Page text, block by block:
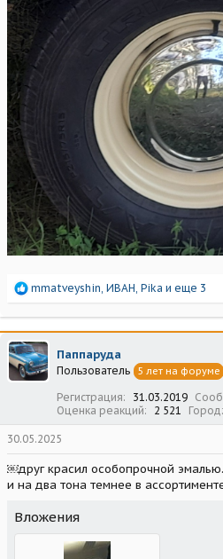
Р
а
к
ц
и
и
mmatveyshin, ИВАН, Pika и еще 3
Паппаруда
Пользователь 5 лет на форуме
Регистрация 31.03.2019
Оценка реакций
2 521 Город
30.05.2025
￼друг красил особопрочной
и на два тона темнее в
Вложения